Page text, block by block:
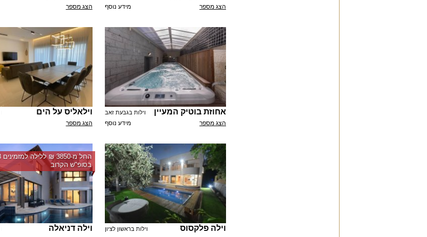
מידע נוסף הצג מספר הצג מספר
אחוזת בוטיק המעיין וילות בגבעת זאב
מידע נוסף הצג מספר
וילאליס על הים
הצג מספר
וילה פלקסוס וילות בראשון לציון
בסופ"ש הקרוב
וילה דניאלה